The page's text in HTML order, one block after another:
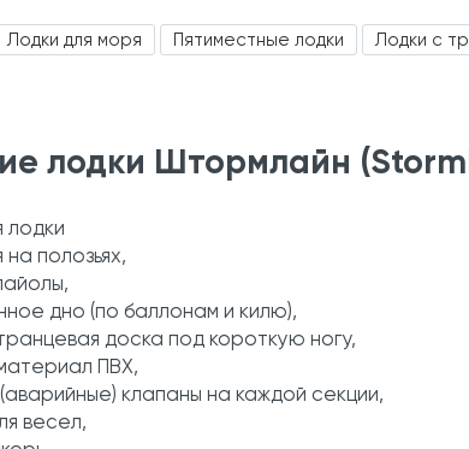
Лодки для моря Пятиместные лодки Лодки с
лодки Штормлайн
лодки
полозьях,
дно (по баллонам и килю),
доска под короткую ногу,
ПВХ,
клапаны на каждой секции,
весел,